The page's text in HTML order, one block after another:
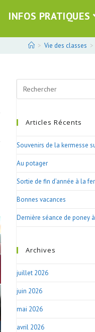
INFOS PRATIQUES
> Vie des classes >
Search
this
Articles Récents
Souvenirs de la kermesse
Au potager
Sortie de fin d’année à la
Bonnes vacances
Dernière séance de poney
Archives
juillet 2026
juin 2026
mai 2026
avril 2026